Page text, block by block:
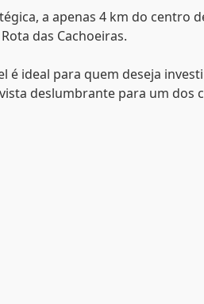
a apenas 4 km do centro
das Cachoeiras.
é ideal para quem deseja
deslumbrante para um dos